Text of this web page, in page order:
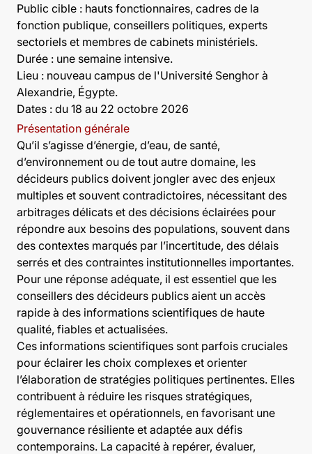
Public cible : hauts fonctionnaires, cadres de la
fonction publique, conseillers politiques, experts
sectoriels et membres de cabinets ministériels.
Durée : une semaine intensive.
Lieu : nouveau campus de l'Université Senghor à
Alexandrie, Égypte.
Dates : du 18 au 22 octobre 2026
Présentation générale
Qu’il s’agisse d’énergie, d’eau, de santé,
d’environnement ou de tout autre domaine, les
décideurs publics doivent jongler avec des enjeux
multiples et souvent contradictoires, nécessitant des
arbitrages délicats et des décisions éclairées pour
répondre aux besoins des populations, souvent dans
des contextes marqués par l’incertitude, des délais
serrés et des contraintes institutionnelles importantes.
Pour une réponse adéquate, il est essentiel que les
conseillers des décideurs publics aient un accès
rapide à des informations scientifiques de haute
qualité, fiables et actualisées.
Ces informations scientifiques sont parfois cruciales
pour éclairer les choix complexes et orienter
l’élaboration de stratégies politiques pertinentes. Elles
contribuent à réduire les risques stratégiques,
réglementaires et opérationnels, en favorisant une
gouvernance résiliente et adaptée aux défis
contemporains. La capacité à repérer, évaluer,